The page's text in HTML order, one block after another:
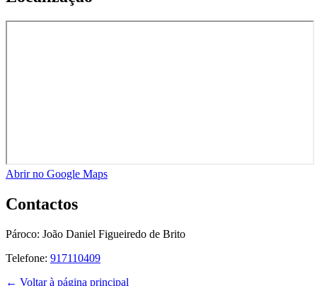
Abrir no Google Maps
Contactos
Pároco: João Daniel Figueiredo de Brito
Telefone: 917110409
← Voltar à página principal